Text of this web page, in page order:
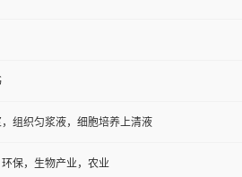
组织匀浆液，细胞培养上清液
保，生物产业，农业